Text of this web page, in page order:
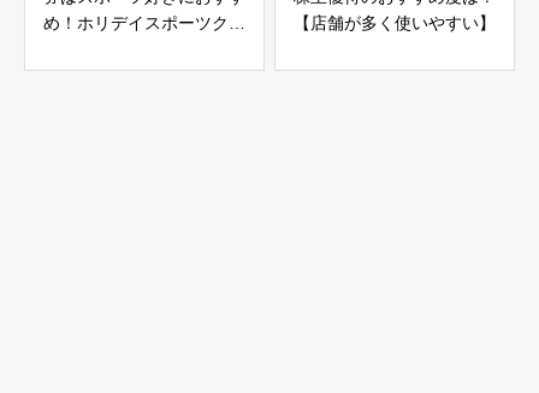
め！ホリデイスポーツクラ
【店舗が多く使いやすい】